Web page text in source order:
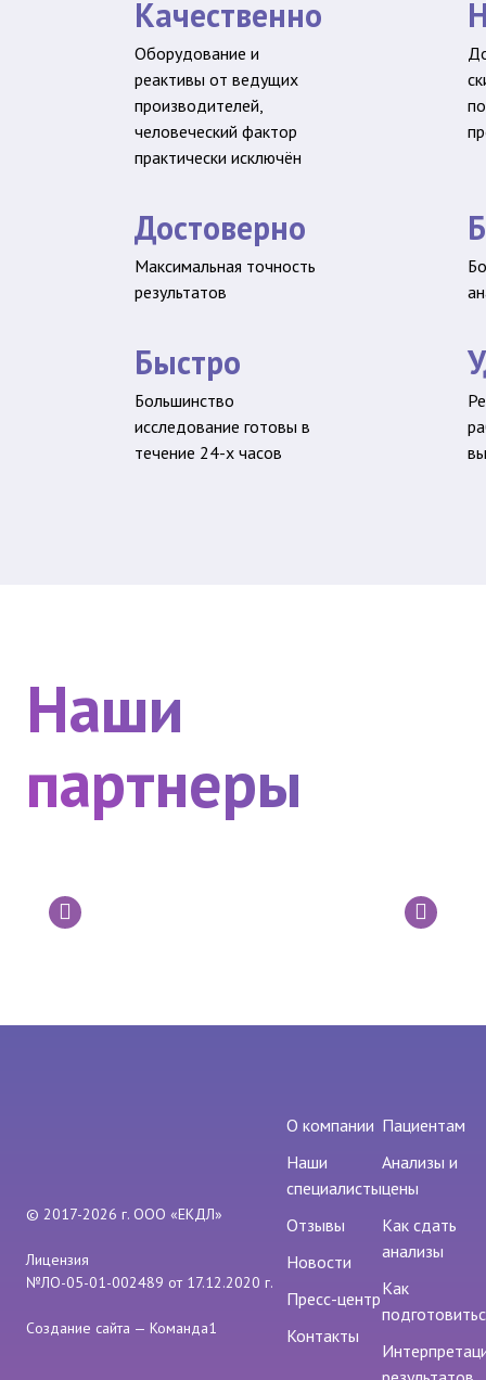
Качественно
Оборудование и
реактивы от ведущих
производителей,
человеческий фактор
практически исключён
Достоверно
Максимальная точность
результатов
Быстро
Большинство
исследование готовы в
течение 24-х часов
Наши
партнеры
© 2017-2026 г. ООО «ЕКДЛ»
Лицензия
№ЛО-05-01-002489 от 17.12.2020 г.
Создание сайта — Команда1
О компании
Наши
специалисты
Отзывы
Новости
Пресс-центр
Контакты
Пациентам
Анализы и
цены
Как сдать
анализы
Как